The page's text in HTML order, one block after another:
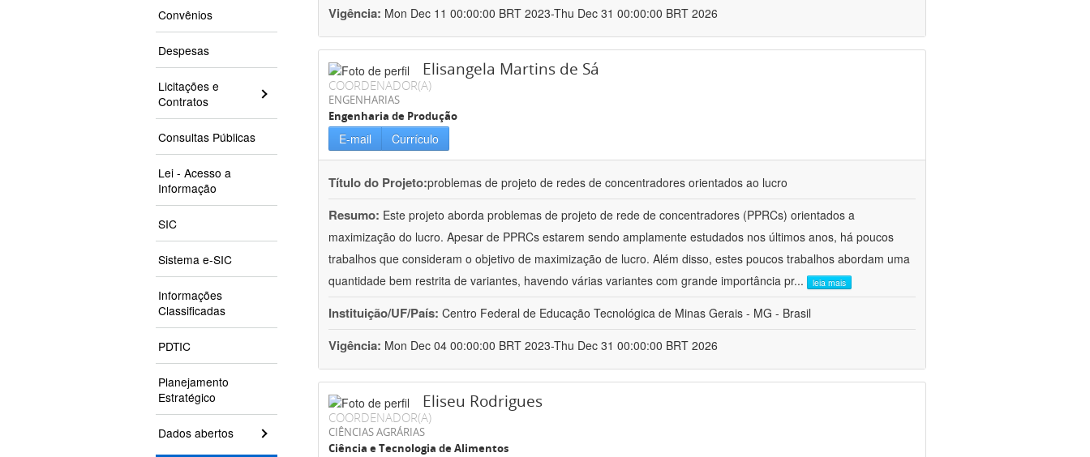
Convênios
Despesas
Licitações e
Contratos
Consultas Públicas
Lei - Acesso a
Informação
SIC
Sistema e-SIC
Informações
Classificadas
PDTIC
Planejamento
Estratégico
Dados abertos
Vigência: Mon Dec 11 00:00:00 BRT 2023-Thu Dec 31 00:00:00 BRT 2026
Elisangela Martins de Sá
COORDENADOR(A)
ENGENHARIAS
Engenharia de Produção
E-mail Currículo
Título do Projeto:problemas de projeto de redes de concentradores orientados ao lucro
Resumo: Este projeto aborda problemas de projeto de rede de concentradores (PPRCs) orientados a
maximização do lucro. Apesar de PPRCs estarem sendo amplamente estudados nos últimos anos, há poucos
trabalhos que consideram o objetivo de maximização de lucro. Além disso, estes poucos trabalhos abordam uma
quantidade bem restrita de variantes, havendo várias variantes com grande importância pr... leia mais
Instituição/UF/País: Centro Federal de Educação Tecnológica de Minas Gerais - MG - Brasil
Vigência: Mon Dec 04 00:00:00 BRT 2023-Thu Dec 31 00:00:00 BRT 2026
Eliseu Rodrigues
COORDENADOR(A)
CIÊNCIAS AGRÁRIAS
Ciência e Tecnologia de Alimentos